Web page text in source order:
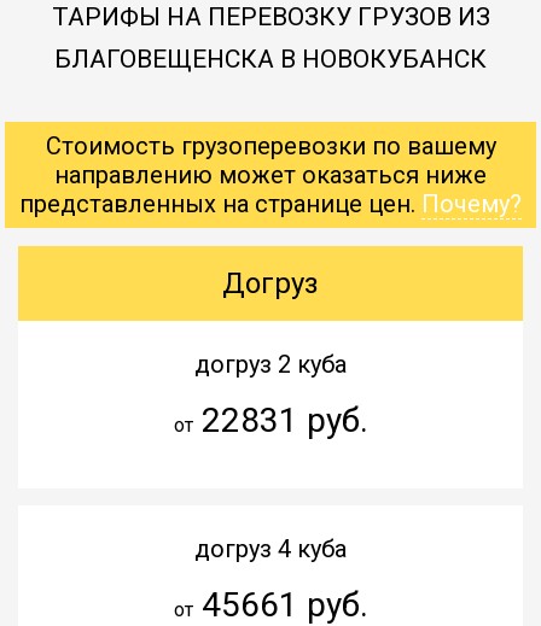
ТАРИФЫ НА ПЕРЕВОЗКУ ГРУЗОВ ИЗ
БЛАГОВЕЩЕНСКА В НОВОКУБАНСК
Стоимость грузоперевозки по вашему
направлению может оказаться ниже
представленных на странице цен. Почему?
Догруз
догруз 2 куба
от22831 руб.
догруз 4 куба
от45661 руб.